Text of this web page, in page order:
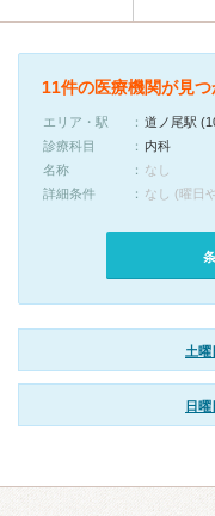
11件の医療機関が見
エリア・駅
道ノ尾駅
診療科目
内科
名称
なし
詳細条件
なし (曜日
土曜
日